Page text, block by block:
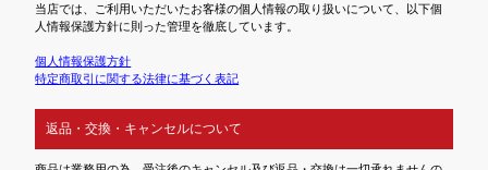
当店では、ご利用いただいたお客様の個人情報の取り扱いについて、以下個
人情報保護方針に則った管理を徹底しています。
個人情報保護方針
特定商取引に関する法律に基づく表記
返品・交換・キャンセルについて